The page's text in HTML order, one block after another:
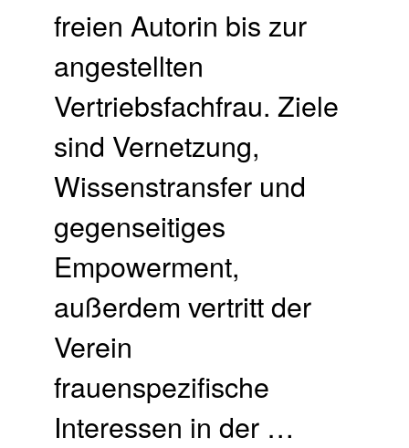
freien Autorin bis zur
angestellten
Vertriebsfachfrau. Ziele
sind Vernetzung,
Wissenstransfer und
gegenseitiges
Empowerment,
außerdem vertritt der
Verein
frauenspezifische
Interessen in der …